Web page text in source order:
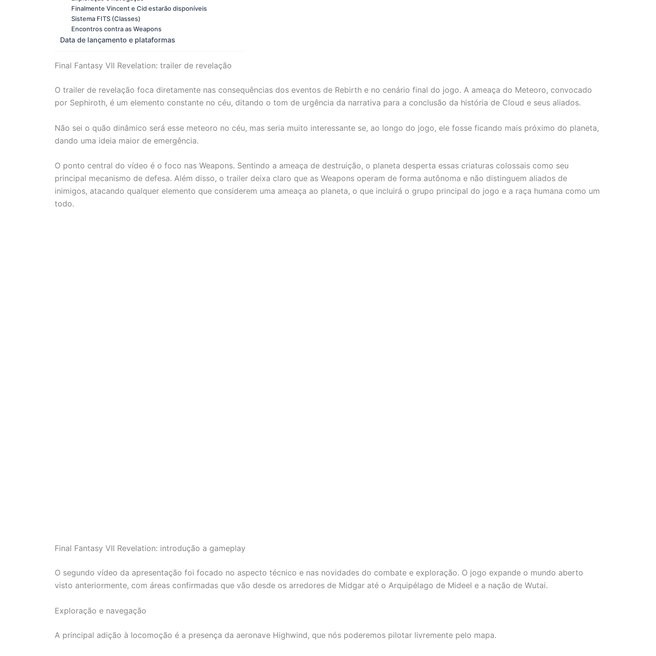
Finalmente Vincent e Cid estarão disponíveis
Sistema FITS (Classes)
Encontros contra as Weapons
Data de lançamento e plataformas
Final Fantasy VII Revelation: trailer de revelação
O trailer de revelação foca diretamente nas consequências dos eventos de Rebirth e no cenário final do jogo. A ameaça do Meteoro, convocado
por Sephiroth, é um elemento constante no céu, ditando o tom de urgência da narrativa para a conclusão da história de Cloud e seus aliados.
Não sei o quão dinâmico será esse meteoro no céu, mas seria muito interessante se, ao longo do jogo, ele fosse ficando mais próximo do planeta,
dando uma ideia maior de emergência.
O ponto central do vídeo é o foco nas Weapons. Sentindo a ameaça de destruição, o planeta desperta essas criaturas colossais como seu
principal mecanismo de defesa. Além disso, o trailer deixa claro que as Weapons operam de forma autônoma e não distinguem aliados de
inimigos, atacando qualquer elemento que considerem uma ameaça ao planeta, o que incluirá o grupo principal do jogo e a raça humana como um
todo.
Final Fantasy VII Revelation: introdução a gameplay
O segundo vídeo da apresentação foi focado no aspecto técnico e nas novidades do combate e exploração. O jogo expande o mundo aberto
visto anteriormente, com áreas confirmadas que vão desde os arredores de Midgar até o Arquipélago de Mideel e a nação de Wutai.
Exploração e navegação
A principal adição à locomoção é a presença da aeronave Highwind, que nós poderemos pilotar livremente pelo mapa.